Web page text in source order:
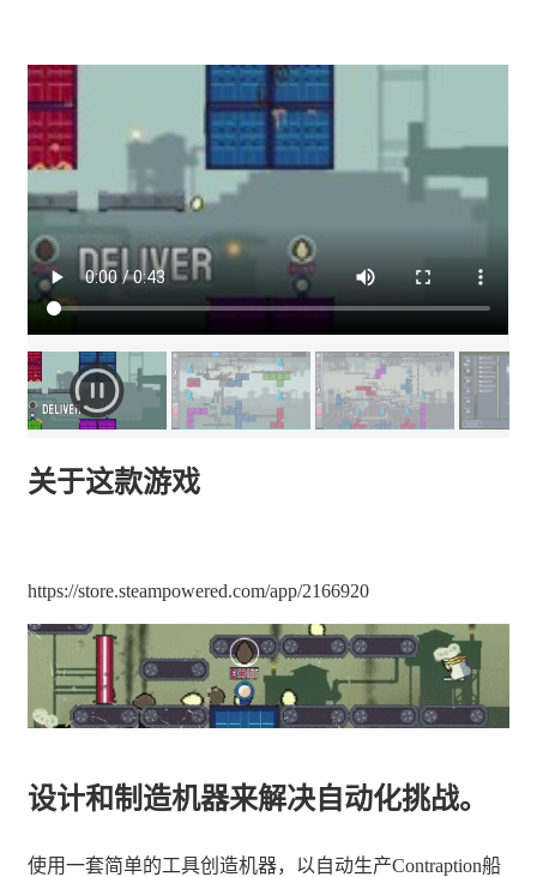
关于这款游戏
https://store.steampowered.com/app/2166920
设计和制造机器来解决自动化挑战。
使用一套简单的工具创造机器，以自动生产Contraption船